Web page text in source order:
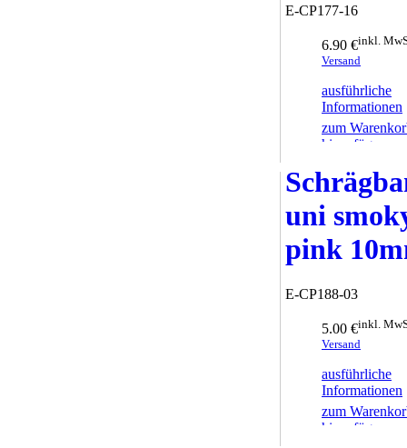
E-CP177-16
6.90 €inkl.
Versand
ausführliche
Informationen
zum
hinzufügen
uni
pink
E-CP188-03
5.00 €inkl.
Versand
ausführliche
Informationen
zum
hinzufügen